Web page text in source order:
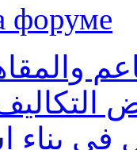
форуме
بناء